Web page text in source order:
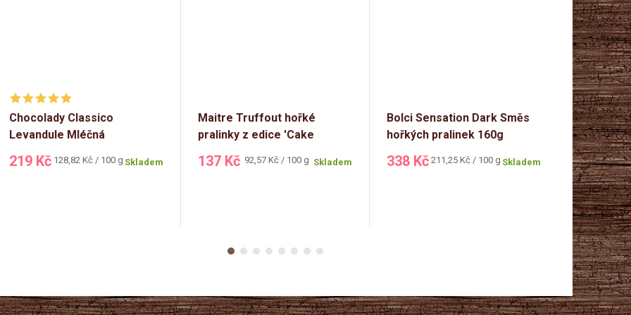
Chocolady Classico
Levandule Mléčná
219 Kč Měrná
128,82 Kč / 100 g Skladem
Maitre Truffout hořké
pralinky z edice 'Cake
137 Kč Měrná
92,57 Kč / 100 g Skladem
Bolci Sensation Dark Směs
hořkých pralinek 160g
338 Kč Měrná
211,25 Kč / 100 g Skladem
84g
86 Kč